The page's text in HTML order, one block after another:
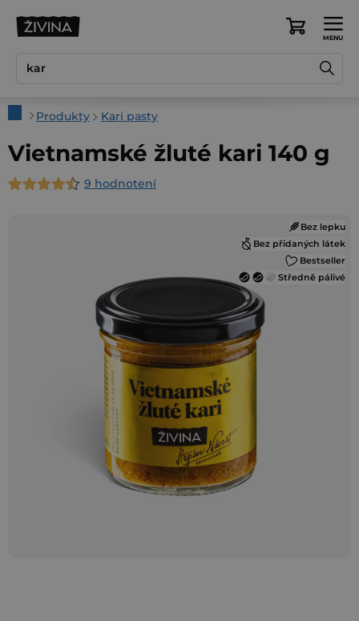
Nákupný
DomovProdukty Kari pasty
Vietnamské žluté kari 140 g
Priemerné
9 hodnotení
Bez lepku
Bez přidaných látek
Bestseller
Středně pálivé